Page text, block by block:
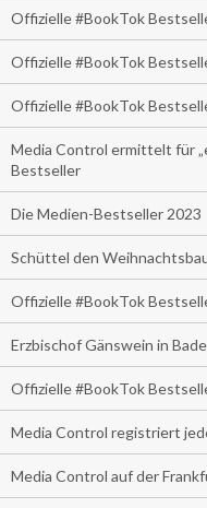
Offizielle #BookTok
Offizielle #BookTok
Offizielle #BookTok
Media Control ermittelt für
Bestseller
Die Medien-Bestseller 2023
Schüttel den
Offizielle #BookTok
Erzbischof Gänswein in
Offizielle #BookTok
Media Control registriert
Media Control auf der